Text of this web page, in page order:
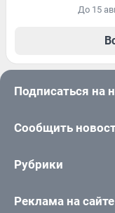
До 15
Подписаться на
Сообщить
Рубрики
Реклама на сайте